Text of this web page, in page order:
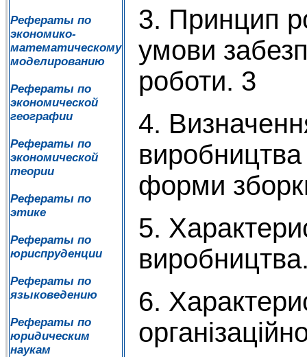
Рефераты по
экономико-
математическому
моделированию
Рефераты по
экономической
географии
Рефераты по
экономической
теории
Рефераты по
этике
Рефераты по
юриспруденции
Рефераты по
языковедению
Рефераты по
юридическим
наукам
3. Принцип
умови
роботи. 3
4.
виробництва
форми
5.
6.